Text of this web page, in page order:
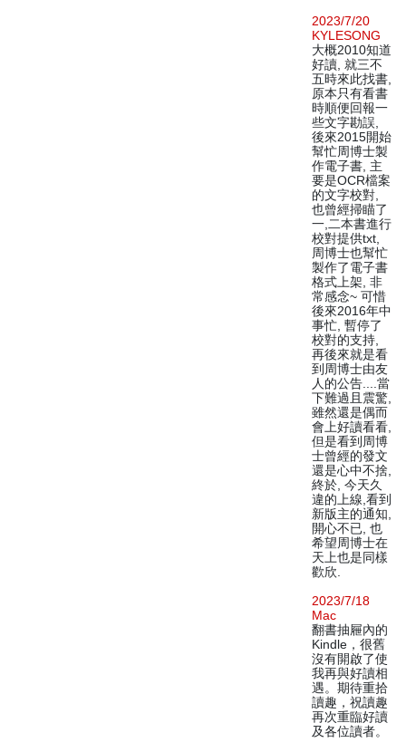
2023/7/20
KYLESONG
大概2010知道
好讀, 就三不
五時來此找書,
原本只有看書
時順便回報一
些文字勘誤,
後來2015開始
幫忙周博士製
作電子書, 主
要是OCR檔案
的文字校對,
也曾經掃瞄了
一,二本書進行
校對提供txt,
周博士也幫忙
製作了電子書
格式上架, 非
常感念~ 可惜
後來2016年中
事忙, 暫停了
校對的支持,
再後來就是看
到周博士由友
人的公告....當
下難過且震驚,
雖然還是偶而
會上好讀看看,
但是看到周博
士曾經的發文
還是心中不捨,
終於, 今天久
違的上線,看到
新版主的通知,
開心不已, 也
希望周博士在
天上也是同樣
歡欣.
2023/7/18
Mac
翻書抽屜內的
Kindle，很舊
沒有開啟了使
我再與好讀相
遇。期待重拾
讀趣，祝讀趣
再次重臨好讀
及各位讀者。